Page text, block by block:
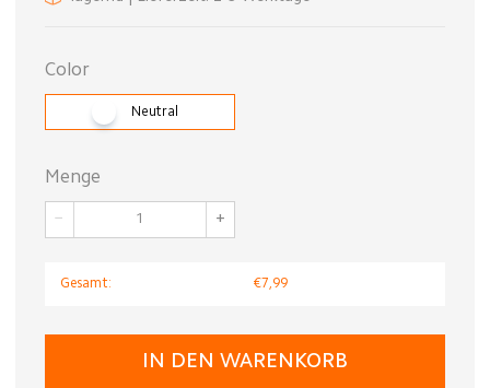
Color
Neutral
Menge
− +
Gesamt: €7,99
IN DEN WARENKORB